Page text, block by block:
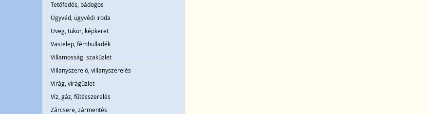
Tetőfedés, bádogos
Ügyvéd, ügyvédi iroda
Üveg, tükör, képkeret
Vastelep, fémhulladék
Villamossági szaküzlet
Villanyszerelő, villanyszerelés
Virág, virágüzlet
Víz, gáz, fűtésszerelés
Zárcsere, zármentés